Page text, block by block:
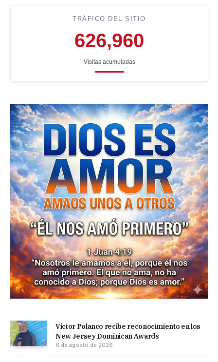
TRÁFICO DEL SITIO
626,960
Visitas acumuladas
Víctor Polanco recibe reconocimiento en los
New Jersey Dominican Awards
6 de agosto de 2026